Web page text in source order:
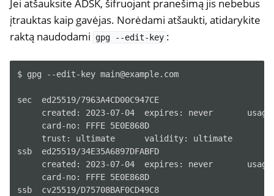
Jei atšauksite ADSK, šifruojant pranešimą jis nebebus
įtrauktas kaip gavėjas. Norėdami atšaukti, atidarykite
raktą naudodami gpg --edit-key :
$ gpg --edit-key main@example.com
sec  ed25519/7963A4CD00C947CE
created: 2023-07-04  expires: never
     card-no: FFFE 5E0E868D
     trust: ultimate      validity: ultimate
ssb  ed25519/34E35A6897DFABFD
created: 2023-07-04  expires: never
     card-no: FFFE 5E0E868D
ssb  cv25519/D75708BAF0CD49C8